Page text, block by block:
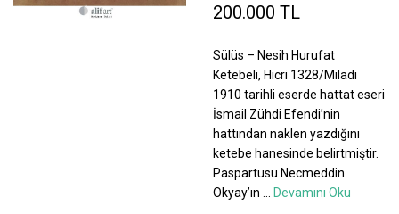
200.000 TL
Sülüs – Nesih Hurufat
Ketebeli, Hicri 1328/Miladi
1910 tarihli eserde hattat eseri
İsmail Zühdi Efendi’nin
hattından naklen yazdığını
ketebe hanesinde belirtmiştir.
Paspartusu Necmeddin
Okyay’ın
Devamını Oku